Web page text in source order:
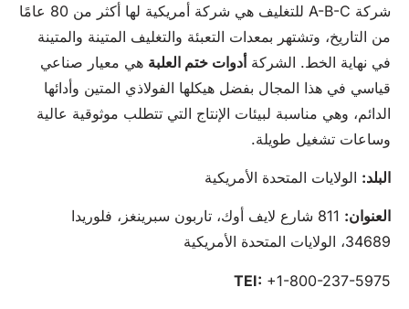
شركة A-B-C للتغليف هي شركة أمريكية لها أكثر من 80 عامًا
من التاريخ، وتشتهر بمعدات التعبئة والتغليف المتينة والمتينة
في نهاية الخط. الشركةأدوات ختم العلبة هي معيار صناعي
قياسي في هذا المجال بفضل هيكلها الفولاذي المتين وأدائها
الدائم، وهي مناسبة لبيئات الإنتاج التي تتطلب موثوقية عالية
وساعات تشغيل طويلة.
البلد: الولايات المتحدة الأمريكية
العنوان:
811 شارع لايف أوك، تاربون سبرينغز، فلوريدا
34689، الولايات المتحدة الأمريكية
TEI: +1-800-237-5975